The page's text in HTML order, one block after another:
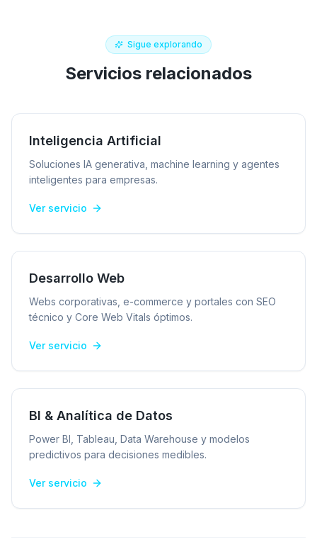
Sigue explorando
Servicios relacionados
Inteligencia Artificial
Soluciones IA generativa, machine learning y agentes
inteligentes para empresas.
Ver servicio
Desarrollo Web
Webs corporativas, e-commerce y portales con SEO
técnico y Core Web Vitals óptimos.
Ver servicio
BI & Analítica de Datos
Power BI, Tableau, Data Warehouse y modelos
predictivos para decisiones medibles.
Ver servicio